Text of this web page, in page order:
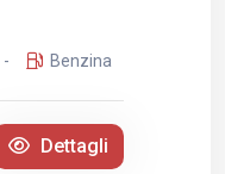
- Benzina
Dettagli